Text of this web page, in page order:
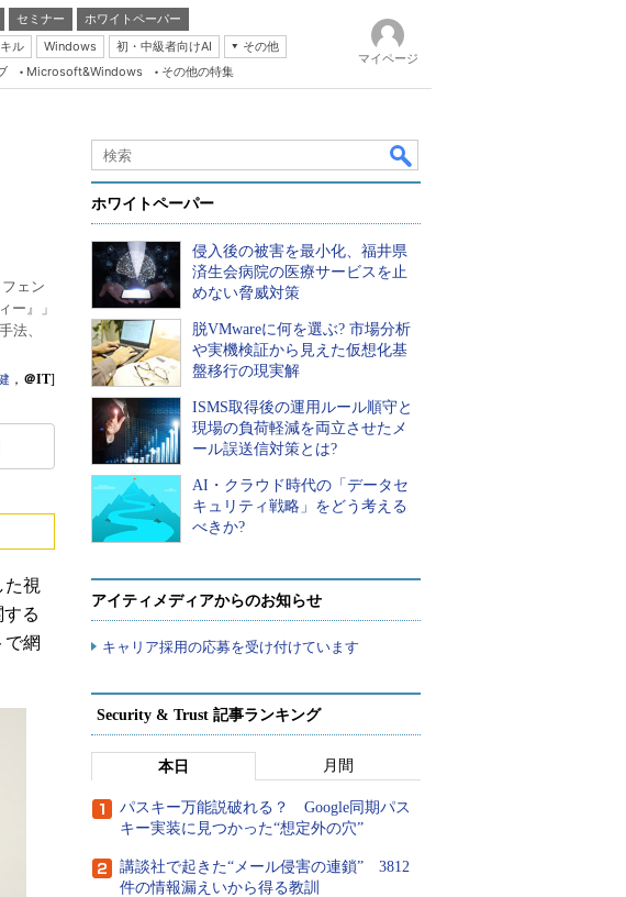
セミナー
ホワイトペーパー
ル Windows 初・中級者向けAI
その他
Server & Storage
Database Expert
Linux ＆ OSS
Master of IP Network
Security & Trust
Microsoft&Windows その他の特集
マイページ
ェン
ー』」
法、
， ＠IT]
視
る
網
ホワイトペーパー
侵入後の被害を最小化、福井県
済生会病院の医療サービスを止
めない脅威対策
脱VMwareに何を選ぶ? 市場分析
や実機検証から見えた仮想化基
盤移行の現実解
ISMS取得後の運用ルール順守と
現場の負荷軽減を両立させたメ
ール誤送信対策とは?
AI・クラウド時代の「データセ
キュリティ戦略」をどう考える
べきか?
アイティメディアからのお知らせ
キャリア採用の応募を受け付けています
Security & Trust 記事ランキング
本日 月間
パスキー万能説破れる？ Google同期パス
キー実装に見つかった“想定外の穴”
講談社で起きた“メール侵害の連鎖” 3812
件の情報漏えいから得る教訓